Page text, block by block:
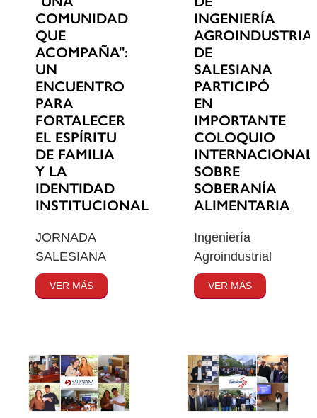
COMUNIDAD
QUE
ACOMPAÑA":
UN
ENCUENTRO
PARA
FORTALECER
EL ESPÍRITU
DE FAMILIA
Y LA
IDENTIDAD
INSTITUCIONAL
JORNADA
SALESIANA
VER MÁS
INGENIERÍA
DE
SALESIANA
PARTICIPÓ
EN
IMPORTANTE
COLOQUIO
INTERNACIONAL
SOBRE
SOBERANÍA
ALIMENTARIA
Ingeniería
Agroindustrial
VER MÁS